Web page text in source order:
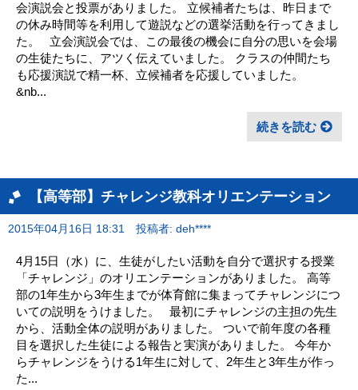
会演説会と投票がありました。 立候補者たちは、昨日まで
の休み時間等を利用して遊説などの選挙活動を行ってきまし
た。 立会演説会では、この最後の機会に自分の思いを会場
の生徒たちに、アツく伝えていました。 クラスの仲間たち
も応援演説で精一杯、立候補者を応援していました。
&nb...
続きを読む
【高等部】チャレンジ教科オリエンテーション
2015年04月16日 18:31 投稿者: deh****
4月15日（水）に、生徒がしたい活動を自分で選択する授業
「チャレンジ」のオリエンテーションがありました。 高等
部の1年生から3年生までが体育館に集まってチャレンジにつ
いての説明をうけました。 最初にチャレンジの主担の先生
から、活動全体の説明がありました。 ついで前年度の各種
目を選択した生徒による報告と実演がありました。 今年か
らチャレンジをうける1年生に対して、2年生と3年生が作っ
た...